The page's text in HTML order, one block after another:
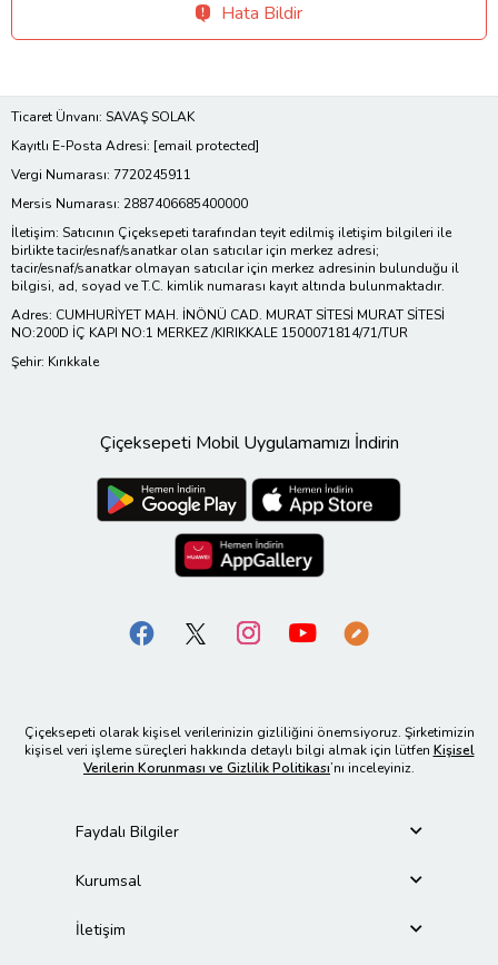
Hata Bildir
Ticaret Ünvanı: SAVAŞ SOLAK
Kayıtlı E-Posta Adresi: [email protected]
Vergi Numarası: 7720245911
Mersis Numarası: 2887406685400000
İletişim: Satıcının Çiçeksepeti tarafından teyit edilmiş iletişim bilgileri ile
birlikte tacir/esnaf/sanatkar olan satıcılar için merkez adresi;
tacir/esnaf/sanatkar olmayan satıcılar için merkez adresinin bulunduğu il
bilgisi, ad, soyad ve T.C. kimlik numarası kayıt altında bulunmaktadır.
Adres: CUMHURİYET MAH. İNÖNÜ CAD. MURAT SİTESİ MURAT SİTESİ
NO:200D İÇ KAPI NO:1 MERKEZ /KIRIKKALE 1500071814/71/TUR
Şehir: Kırıkkale
Çiçeksepeti Mobil Uygulamamızı İndirin
Çiçeksepeti olarak kişisel verilerinizin gizliliğini önemsiyoruz. Şirketimizin
kişisel veri işleme süreçleri hakkında detaylı bilgi almak için lütfen Kişisel
Verilerin Korunması ve Gizlilik Politikası’nı inceleyiniz.
Faydalı Bilgiler
Kurumsal
İletişim